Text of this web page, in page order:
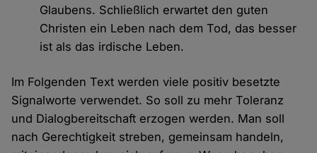
Glaubens. Schließlich erwartet den guten
Christen ein Leben nach dem Tod, das besser
ist als das irdische Leben.
Im Folgenden Text werden viele positiv besetzte
Signalworte verwendet. So soll zu mehr Toleranz
und Dialogbereitschaft erzogen werden. Man soll
nach Gerechtigkeit streben, gemeinsam handeln,